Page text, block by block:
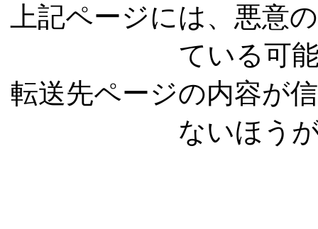
上記ページには、悪意
ている可
転送先ページの内容が
ないほう